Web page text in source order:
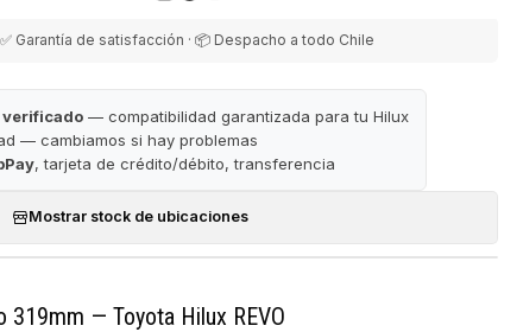
✅ Garantía de satisfacción · 📦 Despacho a todo Chile
verificado — compatibilidad garantizada para tu Hilux
— cambiamos si hay problemas
, tarjeta de crédito/débito, transferencia
Mostrar stock de ubicaciones
— Toyota Hilux REVO